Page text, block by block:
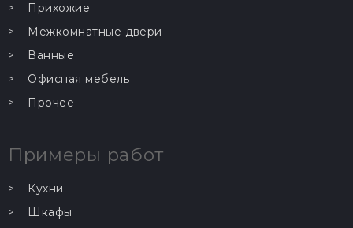
Прихожие
Межкомнатные двери
Ванные
Офисная мебель
Прочее
Примеры работ
Кухни
Шкафы